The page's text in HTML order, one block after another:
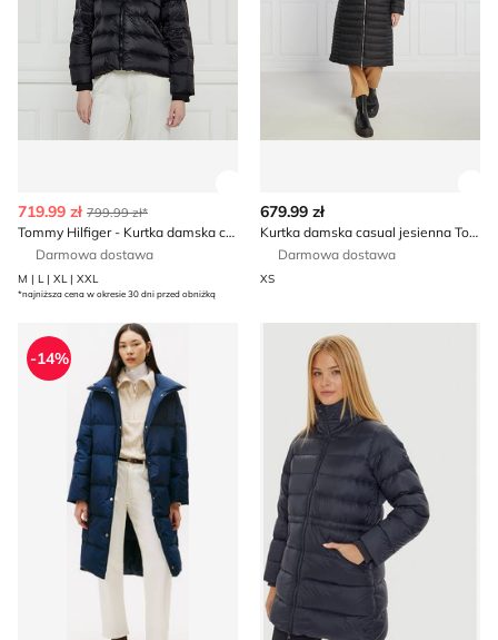
719.99 zł 799.99 zł*
Tommy Hilfiger - Kurtka damska casual
Darmowa dostawa
M | L | XL | XXL
*najniższa cena w okresie 30 dni przed obniżką
679.99 zł
Kurtka damska casual jesienna Tommy Hilfiger
Darmowa dostawa
XS
Kurtka damska Tommy Hilfiger
-14%
Tommy Hilfiger - Kurtka